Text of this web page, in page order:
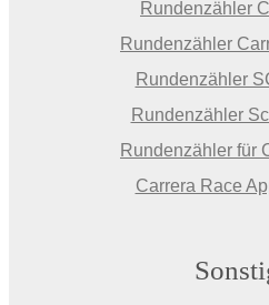
Rundenzähler
Rundenzähler
Rundenzähler
Rundenzähler
Rundenzähler für
Carrera Race